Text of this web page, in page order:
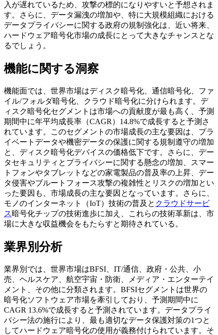
入が遅れているため、攻撃の標的になりやすいと予想されま
す。さらに、データ漏洩の増加や、特に大規模組織における
データプライバシーに関する政府の規制強化は、近い将来、
ハードウェア暗号化市場の成長にとって大きなチャンスとな
るでしょう。
機能に関する洞察
機能面では、世界市場はディスク暗号化、通信暗号化、ファ
イル/フォルダ暗号化、クラウド暗号化に分けられます。デ
ィスク暗号化セグメントは市場への貢献度が最も高く、予測
期間中に年平均成長率（CAGR）14.8%で成長すると予測さ
れています。このセグメントの市場成長の主な要因は、プラ
イベートデータや機密データの保護に関する規制遵守の増加
と、ディスク暗号化デバイスの価格低下です。さらに、デー
タセキュリティとプライバシーに関する懸念の増加、スマー
トフォンやタブレットなどの家電製品の普及率の上昇、デー
タ侵害やブルートフォース攻撃の複雑性とリスクの増加とい
った要因も、市場成長の主な要因となっています。さらに、
モノのインターネット（IoT）技術の普及と クラウドサービ
ス暗号化チップの技術進歩に加え、これらの技術革新は、市
場に大きな収益機会をもたらすと期待されている。
業界別分析
業界別では、世界市場はBFSI、IT/通信、政府・公共、小
売、ヘルスケア、航空宇宙・防衛、メディア・エンターテイ
メント、その他に分類されます。BFSIセグメントは世界の
暗号化ソフトウェア市場を牽引しており、予測期間中に
CAGR 13.6%で成長すると予測されています。データプライ
バシー法の施行により、最も適切なデータ保護対策の1つと
してハードウェア暗号化の使用が義務付けられています。そ